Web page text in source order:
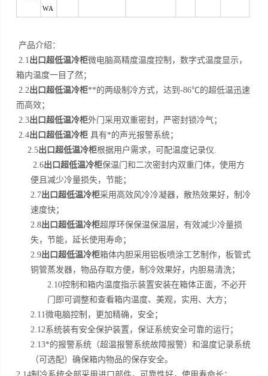
WA
产品介绍：
2.1出口超低温冷柜微电脑高精度温度控制，数字式温度显示，
箱内温度一目了然；
2.2出口超低温冷柜**的两级制冷方式，达到-86℃的超低温迅速
而高效；
2.3出口超低温冷柜外门采用双重密封，严密封锁冷气；
2.4出口超低温冷柜 具有*的声光报警系统；
2.5出口超低温冷柜根据用户需求，可配温度记录仪.
2.6出口超低温冷柜保温门和二次密封内双重门体，使用方
便且减少冷量损失，节能；
2.7出口超低温冷柜采用高效风冷冷凝器，散热效果好，制冷
速度快；
2.8出口超低温冷柜超厚环保保温保温层，有效减少冷量损
失，节能，延长使用寿命；
2.9出口超低温冷柜箱体内胆采用铝板喷涂工艺制作，板管式
铜管蒸发器，物品存取方便，制冷效果好，内胆易清洗；
2.10控制和箱内温度指示装置安装在箱体正面，不必开
门即可调整和查看箱内温度、美观，实用、大方；
2.11微电脑控制，更加精确，安全；
2.12系统装有安全保护装置，保证系统安全可靠的运行；
2.13*的报警系统（超温报警系统故障报警）和温度记录系统
（可选配）确保箱内物品的保存安全。